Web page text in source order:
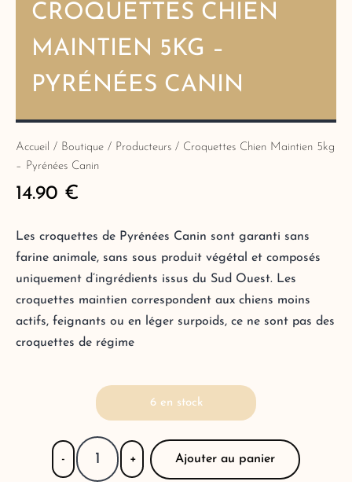
CROQUETTES CHIEN
MAINTIEN 5KG –
PYRÉNÉES CANIN
Accueil / Boutique / Producteurs / Croquettes Chien Maintien 5kg
– Pyrénées Canin
14.90 €
Les croquettes de Pyrénées Canin sont garanti sans
farine animale, sans sous produit végétal et composés
uniquement d’ingrédients issus du Sud Ouest. Les
croquettes maintien correspondent aux chiens moins
actifs, feignants ou en léger surpoids, ce ne sont pas des
croquettes de régime
6 en stock
- + Ajouter au panier